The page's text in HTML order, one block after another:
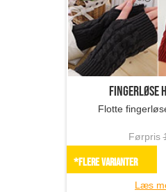
Fingerløse
Flotte
Førpris
*Flere varianter
Læs